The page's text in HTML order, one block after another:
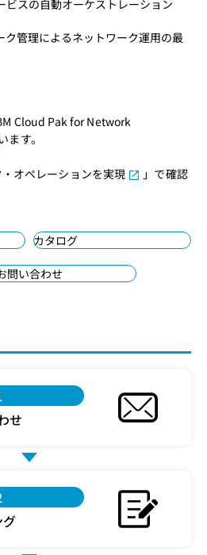
ビスの自動オーケストレーション
管理によるネットワーク運用の最
Cloud Pak for Network
ます。
オペレーションを実現
」で確認
カタログ
問い合わせ
せ
グ